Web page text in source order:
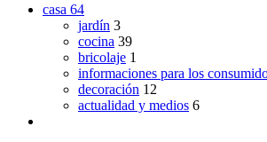
casa 64
jardín 3
cocina 39
bricolaje 1
informaciones para los
decoración 12
actualidad y medios 6